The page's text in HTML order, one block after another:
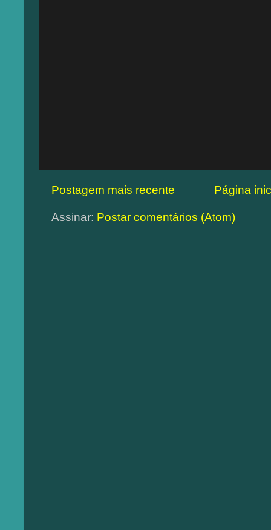
Postagem mais recente Página
Assinar: Postar comentários (Atom)